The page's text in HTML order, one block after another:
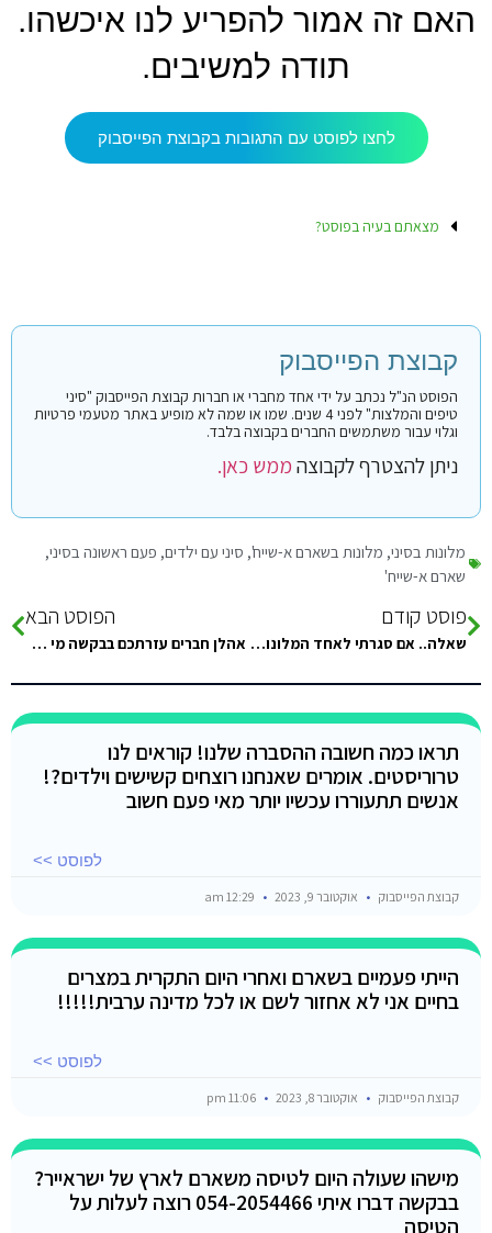
האם זה אמור להפריע לנו איכשהו.
תודה למשיבים.
לחצו לפוסט עם התגובות בקבוצת הפייסבוק
מצאתם בעיה בפוסט?
קבוצת הפייסבוק
הפוסט הנ"ל נכתב על ידי אחד מחברי או חברות קבוצת הפייסבוק "סיני
טיפים והמלצות" לפני 4 שנים. שמו או שמה לא מופיע באתר מטעמי פרטיות
וגלוי עבור משתמשים החברים בקבוצה בלבד.
ניתן להצטרף לקבוצהממש כאן.
מלונות בסיני, מלונות בשארם א-שייח', סיני עם ילדים, פעם ראשונה בסיני,
שארם א-שייח'
פוסט קודם
שאלה.. אם סגרתי לאחד המלונות של רשת Albatros אני יכולה להיכנס למלונות אחרים של הרשת ולהשתמש במתקנים? רוצה לסגור ללגונה בנאבק…
הפוסט הבא
אהלן חברים עזרתכם בבקשה מי שהיה בזמן האחרון בסיני .. מחר אני יורד לסיני , יש צורך לבוא עם תוצאות של…
תראו כמה חשובה ההסברה שלנו! קוראים לנו
טרוריסטים. אומרים שאנחנו רוצחים קשישים וילדים?!
אנשים תתעוררו עכשיו יותר מאי פעם חשוב
לפוסט >>
קבוצת הפייסבוק אוקטובר 9, 2023
הייתי פעמיים בשארם ואחרי היום התקרית במצרים
בחיים אני לא אחזור לשם או לכל מדינה ערבית!!!!!
לפוסט >>
קבוצת הפייסבוק אוקטובר 8, 2023
מישהו שעולה היום לטיסה משארם לארץ של ישראייר?
בבקשה דברו איתי 054-2054466 רוצה לעלות על
הטיסה